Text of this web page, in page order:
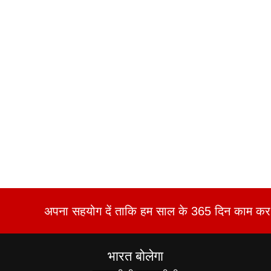
अपना सहयोग दें ताकि हम साल के 365 दिन काम
भारत बोलेगा